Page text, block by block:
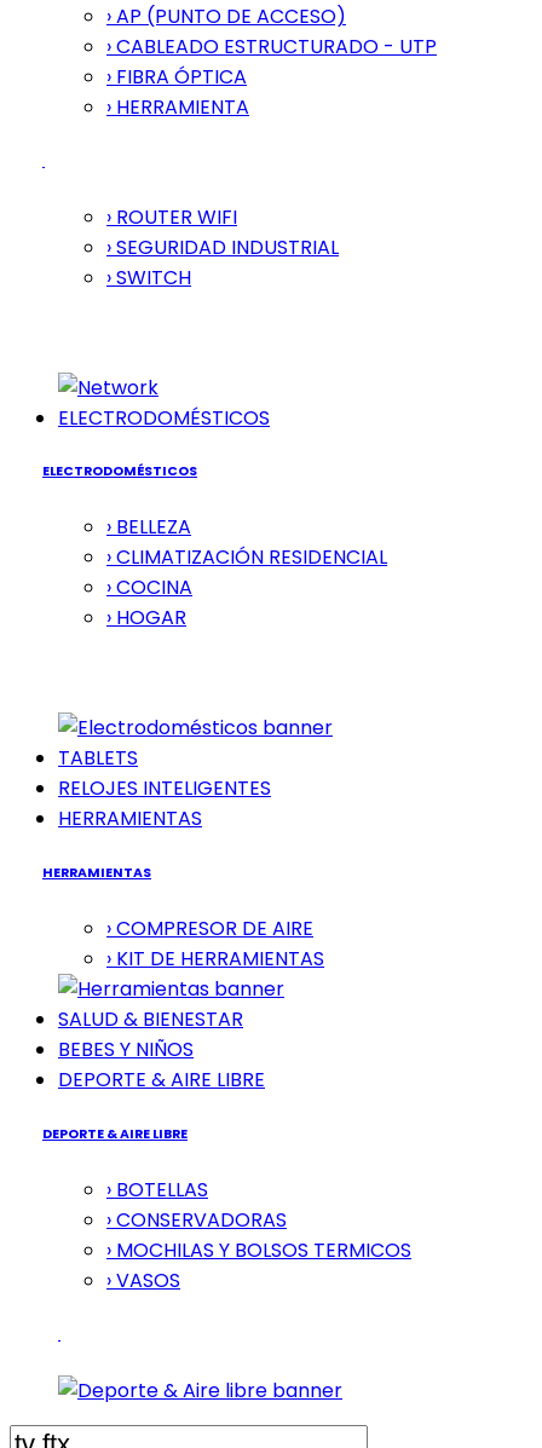
› AP (PUNTO DE ACCESO)
› CABLEADO ESTRUCTURADO - UTP
› FIBRA ÓPTICA
› HERRAMIENTA
› ROUTER WIFI
› SEGURIDAD INDUSTRIAL
› SWITCH
ELECTRODOMÉSTICOS
ELECTRODOMÉSTICOS
› BELLEZA
› CLIMATIZACIÓN RESIDENCIAL
› COCINA
› HOGAR
TABLETS
RELOJES INTELIGENTES
HERRAMIENTAS
HERRAMIENTAS
› COMPRESOR DE AIRE
› KIT DE HERRAMIENTAS
SALUD & BIENESTAR
BEBES Y NIÑOS
DEPORTE & AIRE LIBRE
DEPORTE & AIRE LIBRE
› BOTELLAS
› CONSERVADORAS
› MOCHILAS Y BOLSOS TERMICOS
› VASOS